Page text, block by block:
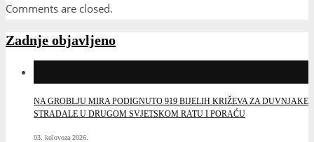
Comments are closed.
Zadnje objavljeno
NA GROBLJU MIRA PODIGNUTO 919 BIJELIH KRIŽEVA ZA DUVNJAKE
STRADALE U DRUGOM SVJETSKOM RATU I PORAĆU
03. kolovoza 2026.